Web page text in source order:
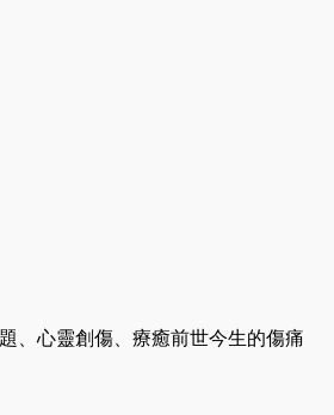
、心靈創傷、療癒前世今生的傷痛